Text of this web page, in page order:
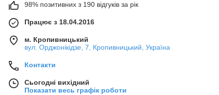
98% позитивних з 190 відгуків за рік
Працює з 18.04.2016
м. Кропивницький
вул. Орджонікідзе, 7, Кропивницький, Україна
Контакти
Сьогодні вихідний
Показати весь графік роботи